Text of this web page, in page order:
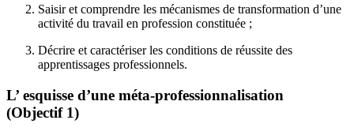
Saisir et comprendre les mécanismes de transformation d’une
activité du travail en profession constituée ;
Décrire et caractériser les conditions de réussite des
apprentissages professionnels.
L’ esquisse d’une méta-professionnalisation
(Objectif 1)